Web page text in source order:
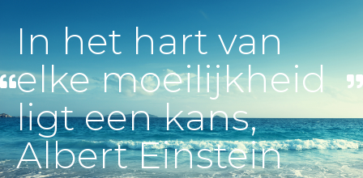
In het hart van
elke moeilijkheid
ligt een kans,
Albert Einstein